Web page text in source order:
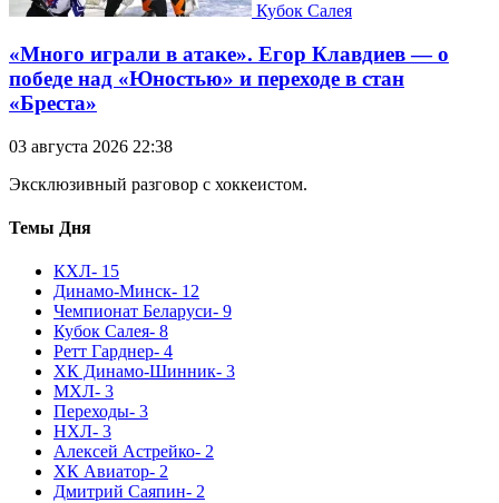
Кубок Салея
«Много играли в атаке». Егор Клавдиев — о
победе над «Юностью» и переходе в стан
«Бреста»
03 августа 2026 22:38
Эксклюзивный разговор с хоккеистом.
Темы Дня
КХЛ- 15
Динамо-Минск- 12
Чемпионат Беларуси- 9
Кубок Салея- 8
Ретт Гарднер- 4
ХК Динамо-Шинник- 3
МХЛ- 3
Переходы- 3
НХЛ- 3
Алексей Астрейко- 2
ХК Авиатор- 2
Дмитрий Саяпин- 2